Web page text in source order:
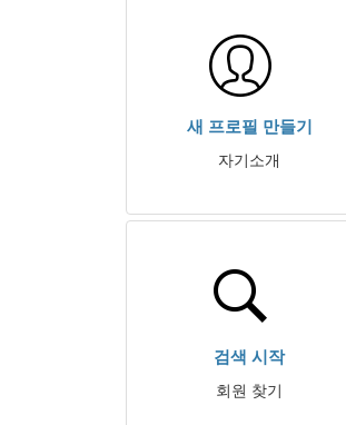
새 프로필 만들기
자기소개
검색 시작
회원 찾기